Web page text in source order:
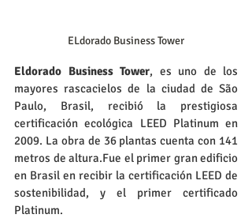
ELdorado Business Tower
Eldorado Business Tower, es uno de los
mayores rascacielos de la ciudad de São
Paulo, Brasil, recibió la prestigiosa
certificación ecológica LEED Platinum en
2009. La obra de 36 plantas cuenta con 141
metros de altura.Fue el primer gran edificio
en Brasil en recibir la certificación LEED de
sostenibilidad, y el primer certificado
Platinum.